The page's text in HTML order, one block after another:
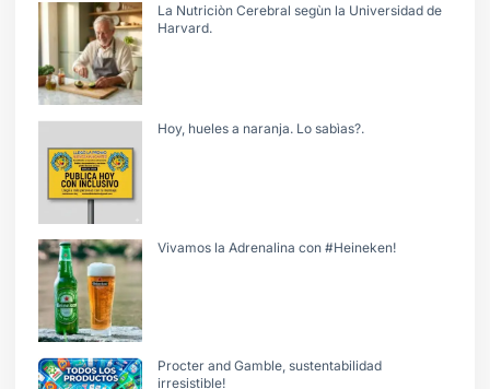
La Nutriciòn Cerebral segùn la Universidad de
Harvard.
Hoy, hueles a naranja. Lo sabìas?.
Vivamos la Adrenalina con #Heineken!
Procter and Gamble, sustentabilidad
irresistible!